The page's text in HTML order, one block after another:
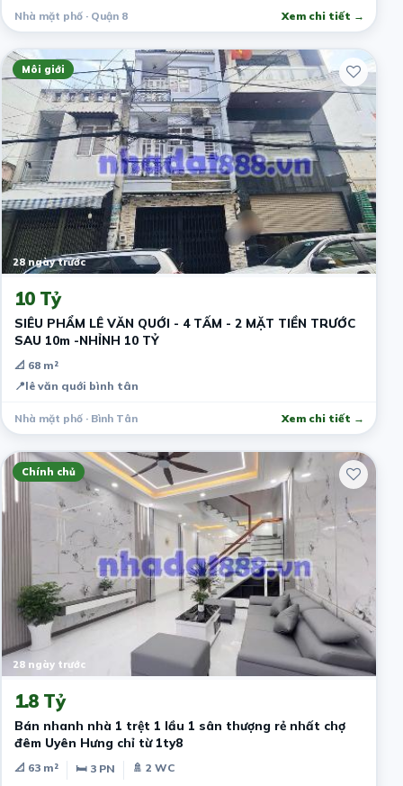
Nhà mặt phố · Quận 8 Xem chi tiết →
Môi giới
28 ngày trước
10 Tỷ
SIÊU PHẨM LÊ VĂN QUỚI - 4 TẤM - 2 MẶT TIỀN TRƯỚC
SAU 10m -NHỈNH 10 TỶ
📐 68 m²
📍lê văn quới bình tân
Nhà mặt phố · Bình Tân Xem chi tiết →
Chính chủ
28 ngày trước
1.8 Tỷ
Bán nhanh nhà 1 trệt 1 lầu 1 sân thượng rẻ nhất chợ
đêm Uyên Hưng chỉ từ 1ty8
📐 63 m² 🛏 3 PN
🚿 2 WC